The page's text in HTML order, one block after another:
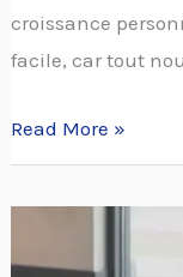
croissance
facile, car tout
Read More »
comportements